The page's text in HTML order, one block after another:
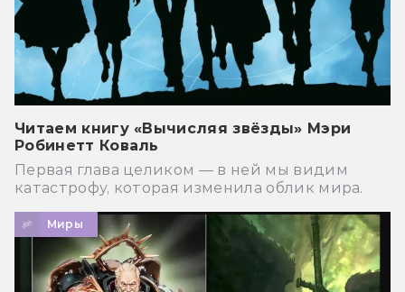
Читаем книгу «Вычисляя звёзды» Мэри
Робинетт Коваль
Первая глава целиком — в ней мы видим
катастрофу, которая изменила облик мира.
Миры